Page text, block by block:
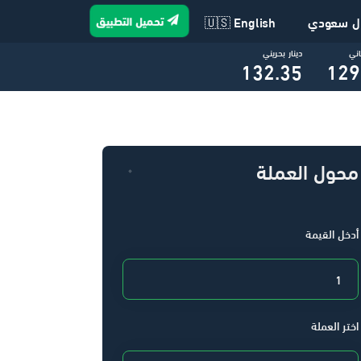
سعودي 🇺🇸 English تحميل التطبيق
دينار بحريني
132.35
محول العملة
أدخل القيمة
اختر العملة